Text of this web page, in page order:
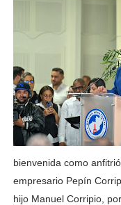
bienvenida como
empresario Pepín
hijo Manuel Corripio,